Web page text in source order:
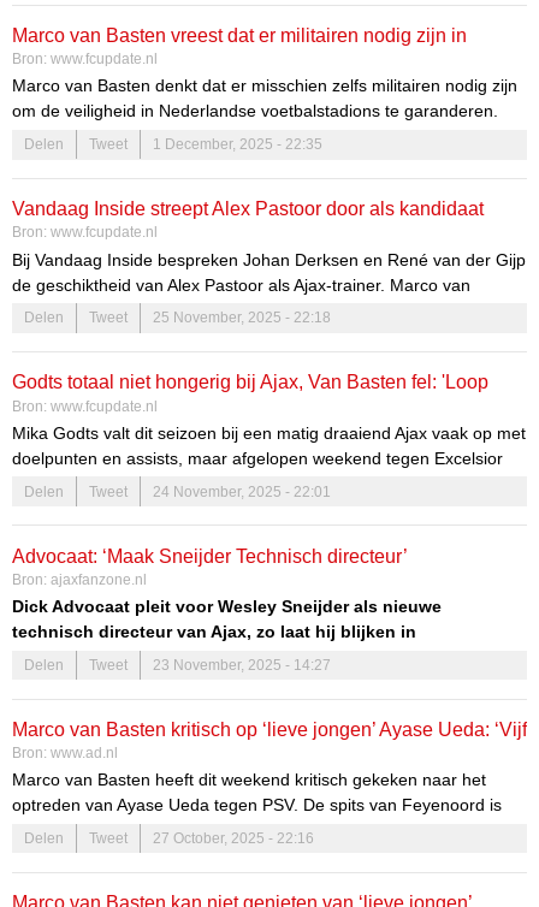
Marco van Basten vreest dat er militairen nodig zijn in
voetbalstadions
Bron: www.fcupdate.nl
Marco van Basten denkt dat er misschien zelfs militairen nodig zijn
om de veiligheid in Nederlandse voetbalstadions te garanderen.
Delen Tweet 1 December, 2025 - 22:35
Vandaag Inside streept Alex Pastoor door als kandidaat
Ajax: 'Van Basten kon lach niet inhouden'
Bron: www.fcupdate.nl
Bij Vandaag Inside bespreken Johan Derksen en René van der Gijp
de geschiktheid van Alex Pastoor als Ajax-trainer. Marco van
Basten steunt Pastoor, maar Derksen en Van der Gijp zijn
sceptisch.
Delen Tweet 25 November, 2025 - 22:18
Godts totaal niet hongerig bij Ajax, Van Basten fel: 'Loop
jezelf uit de naad'
Bron: www.fcupdate.nl
Mika Godts valt dit seizoen bij een matig draaiend Ajax vaak op met
doelpunten en assists, maar afgelopen weekend tegen Excelsior
draaide de Belg mee in de malaise. Zijn werkethiek was bovendien
beneden alle peil.
Delen Tweet 24 November, 2025 - 22:01
Advocaat: ‘Maak Sneijder Technisch directeur’
Bron: ajaxfanzone.nl
Dick Advocaat pleit voor Wesley Sneijder als nieuwe
technisch directeur van Ajax, zo laat hij blijken in
Goedemorgen Eredivisie
op ESPN
. Volgens de bondscoach
van Curaçao zou de recordinternational van het Nederlands
Delen Tweet 23 November, 2025 - 14:27
Marco van Basten kritisch op ‘lieve jongen’ Ayase Ueda: ‘Vijf
of zes intikkers gemaakt’
Bron: www.ad.nl
Marco van Basten heeft dit weekend kritisch gekeken naar het
optreden van Ayase Ueda tegen PSV. De spits van Feyenoord is
topscorer van de VriendenLoterij eredivisie, maar kwam in de
topper nauwelijks aan bod.
Delen Tweet 27 October, 2025 - 22:16
Marco van Basten kan niet genieten van ‘lieve jongen’